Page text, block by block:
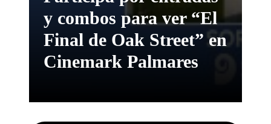
y combos para ver “El
Final de Oak Street” en
Cinemark Palmares